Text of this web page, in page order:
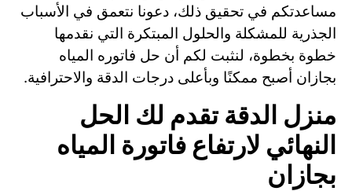
مساعدتكم في تحقيق ذلك، دعونا نتعمق في الأسباب
الجذرية للمشكلة والحلول المبتكرة التي نقدمها
خطوة بخطوة، لنثبت لكم أن حل فاتوره المياه
بجازان أصبح ممكنًا وبأعلى درجات الدقة والاحترافية.
منزل الدقة تقدم لك الحل
النهائي لارتفاع فاتورة المياه
بجازان